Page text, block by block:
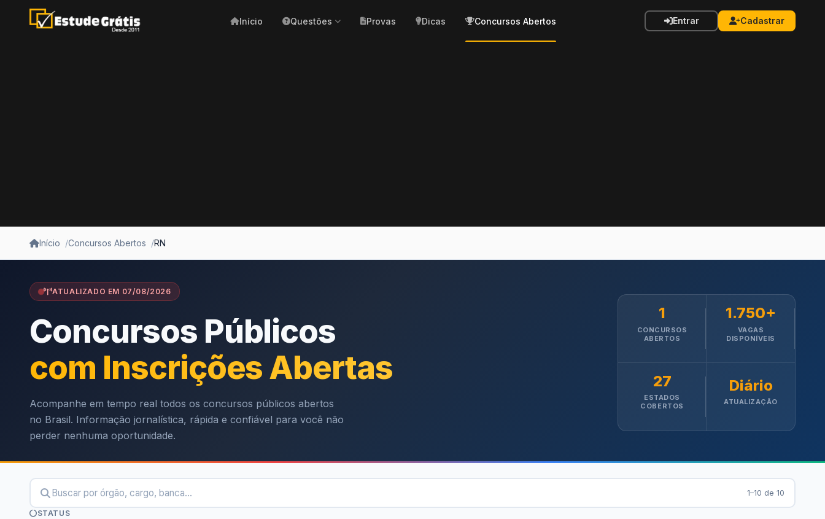
Início Questões Provas Dicas Concursos Abertos Entrar Cadastrar
Início Concursos Abertos RN
ATUALIZADO EM 07/08/2026
Concursos Públicos
com Inscrições Abertas
Acompanhe em tempo real todos os concursos públicos abertos
no Brasil. Informação jornalística, rápida e confiável para você não
perder nenhuma oportunidade.
1
CONCURSOS
ABERTOS
1.750+
VAGAS
DISPONÍVEIS
27
ESTADOS
COBERTOS
Diário
ATUALIZAÇÃO
1–10 de 10
STATUS